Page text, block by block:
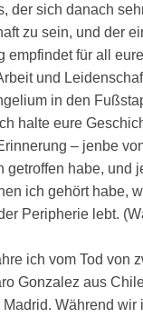
der sich danach
zu sein, und der
empfindet für all
und
in den
halte eure
– jenbe
getroffen habe, und
ich gehört habe,
Peripherie lebt.
ich vom Tod von
Gonzalez aus
Während wir